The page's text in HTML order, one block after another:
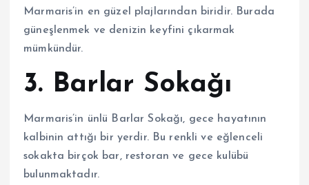
Marmaris’in en güzel plajlarından biridir. Burada
güneşlenmek ve denizin keyfini çıkarmak
mümkündür.
3. Barlar Sokağı
Marmaris’in ünlü Barlar Sokağı, gece hayatının
kalbinin attığı bir yerdir. Bu renkli ve eğlenceli
sokakta birçok bar, restoran ve gece kulübü
bulunmaktadır.